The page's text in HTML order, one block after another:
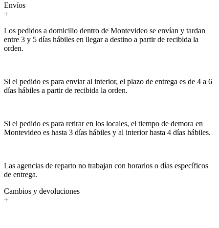
Envíos
+
Los pedidos a domicilio dentro de Montevideo se envían y tardan
entre 3 y 5 días hábiles en llegar a destino a partir de recibida la
orden.
Si el pedido es para enviar al interior, el plazo de entrega es de 4 a 6
días hábiles a partir de recibida la orden.
Si el pedido es para retirar en los locales, el tiempo de demora en
Montevideo es hasta 3 días hábiles y al interior hasta 4 días hábiles.
Las agencias de reparto no trabajan con horarios o días específicos
de entrega.
Cambios y devoluciones
+